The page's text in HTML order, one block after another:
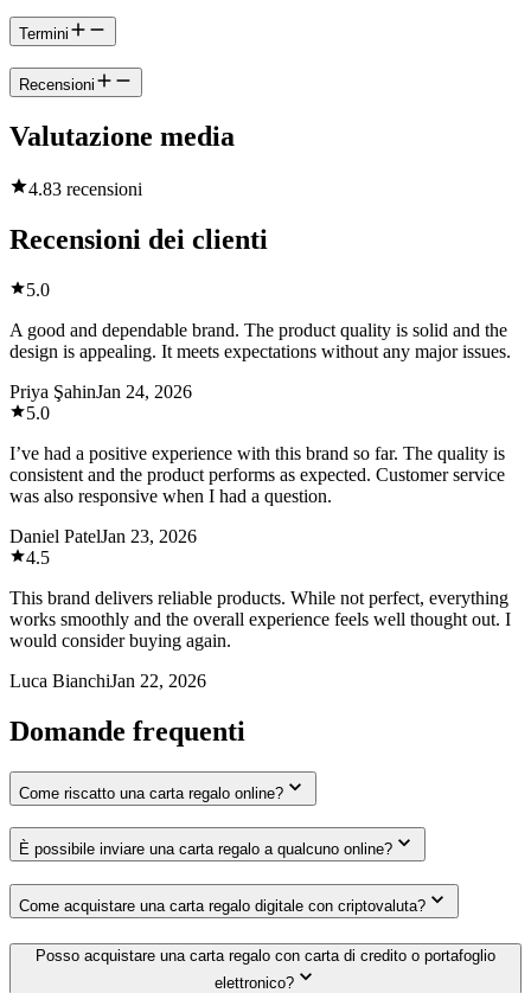
Termini
Recensioni
Valutazione media
4.83 recensioni
Recensioni dei clienti
5.0
A good and dependable brand. The product quality is solid and the
design is appealing. It meets expectations without any major issues.
Priya ŞahinJan 24, 2026
5.0
I’ve had a positive experience with this brand so far. The quality is
consistent and the product performs as expected. Customer service
was also responsive when I had a question.
Daniel PatelJan 23, 2026
4.5
This brand delivers reliable products. While not perfect, everything
works smoothly and the overall experience feels well thought out. I
would consider buying again.
Luca BianchiJan 22, 2026
Domande frequenti
Come riscatto una carta regalo online?
È possibile inviare una carta regalo a qualcuno online?
Come acquistare una carta regalo digitale con criptovaluta?
Posso acquistare una carta regalo con carta di credito o portafoglio
elettronico?